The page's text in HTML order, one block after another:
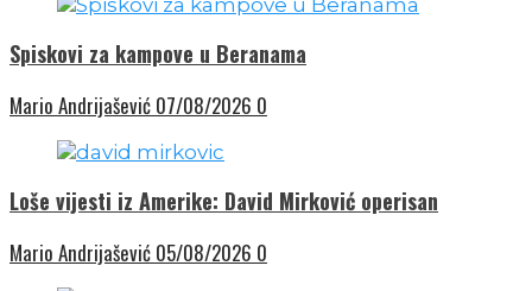
Spiskovi za kampove u Beranama
Mario Andrijašević 07/08/2026 0
Loše vijesti iz Amerike: David Mirković operisan
Mario Andrijašević 05/08/2026 0